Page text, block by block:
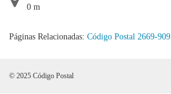
0 m
Páginas Relacionadas: Código Postal 2669-909
© 2025 Código Postal